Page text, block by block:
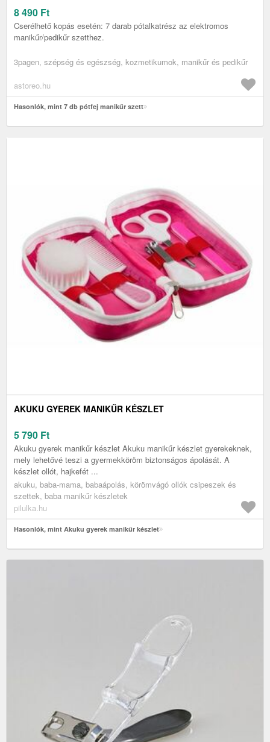
8 490 Ft
Cserélhető kopás esetén: 7 darab pótalkatrész az elektromos
manikűr/pedikűr szetthez.
3pagen, szépség és egészség, kozmetikumok, manikűr és pedikűr
astoreo.hu
Hasonlók, mint 7 db pótfej manikűr szett
AKUKU GYEREK MANIKŰR KÉSZLET
5 790 Ft
Akuku gyerek manikűr készlet Akuku manikűr készlet gyerekeknek,
mely lehetővé teszi a gyermekköröm biztonságos ápolását. A
készlet ollót, hajkefét ...
akuku, baba-mama, babaápolás, körömvágó ollók csipeszek és
szettek, baba manikűr készletek
pilulka.hu
Hasonlók, mint Akuku gyerek manikűr készlet